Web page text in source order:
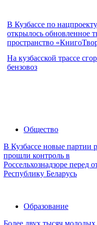
В Кузбассе по нацпроекту
открылось обновленное
пространство
На кузбасской трассе
бензовоз
Общество
В Кузбассе новые партии
прошли контроль в
Россельхознадзоре перед
Республику Беларусь
Образование